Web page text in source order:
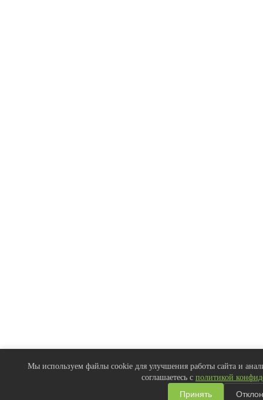
Мы используем файлы cookie для улучшения работы сайта и
соглашаетесь с политикой
Принять